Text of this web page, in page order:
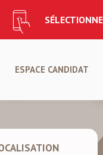
ESPACE CANDIDAT
CANDIDATURE
CRÉER VOTRE PROFIL